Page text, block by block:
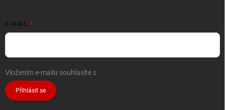
E-MAIL
Vložením e-mailu souhlasíte s
Přihlásit se